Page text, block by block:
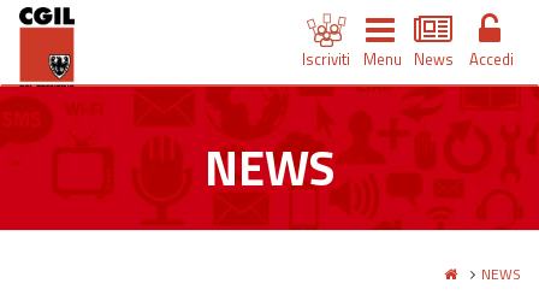
Iscriviti Menu News Accedi
NEWS
NEWS